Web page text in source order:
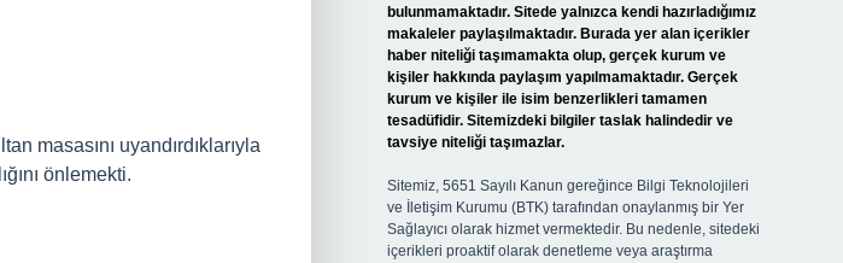
masasını uyandırdıklarıyla
önlemekti.
bulunmamaktadır. Sitede yalnızca kendi hazırladığımız
makaleler paylaşılmaktadır. Burada yer alan içerikler
haber niteliği taşımamakta olup, gerçek kurum ve
kişiler hakkında paylaşım yapılmamaktadır. Gerçek
kurum ve kişiler ile isim benzerlikleri tamamen
tesadüfidir. Sitemizdeki bilgiler taslak halindedir ve
tavsiye niteliği taşımazlar.
Sitemiz, 5651 Sayılı Kanun gereğince Bilgi Teknolojileri
ve İletişim Kurumu (BTK) tarafından onaylanmış bir Yer
Sağlayıcı olarak hizmet vermektedir. Bu nedenle, sitedeki
içerikleri proaktif olarak denetleme veya araştırma